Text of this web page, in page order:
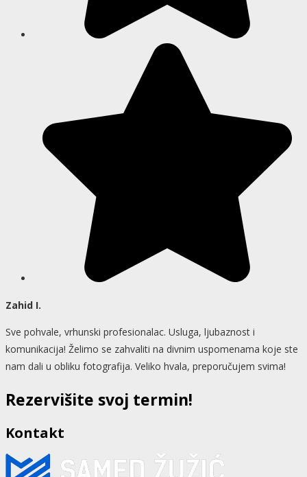
Zahid I.
Sve pohvale, vrhunski profesionalac. Usluga, ljubaznost i
komunikacija! Želimo se zahvaliti na divnim uspomenama koje ste
nam dali u obliku fotografija. Veliko hvala, preporučujem svima!
Rezervišite svoj termin!
Kontakt